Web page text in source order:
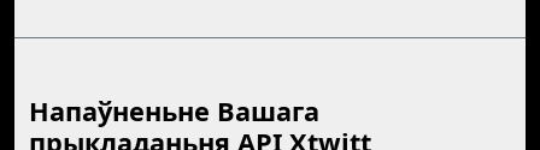
Напаўненьне Вашага
прыкладаньня API Xtwitt